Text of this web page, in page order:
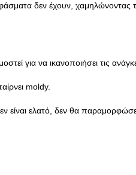
δεν έχουν,
για να ικανοποιήσει τις
moldy.
ελατό, δεν θα